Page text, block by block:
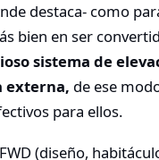
destaca- como
bien en ser
sistema de
externa, de ese
para ellos.